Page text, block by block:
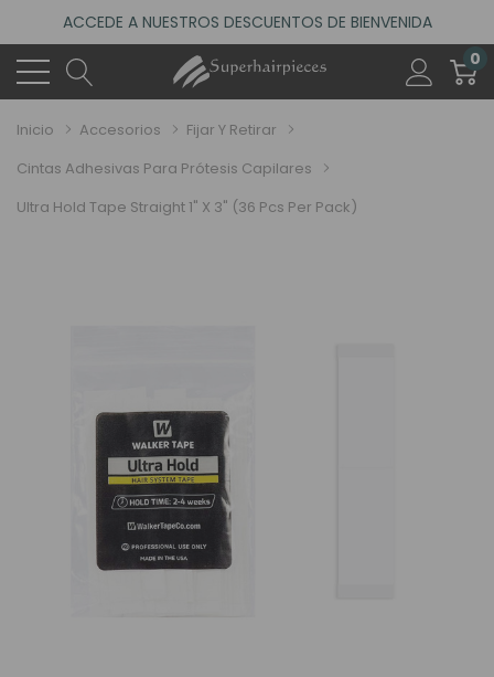
ACCEDE A NUESTROS DESCUENTOS DE BIENVENIDA
(485 reseñas)
VISITA NUESTRO NUEVO SALÓN EN MADRID
0
Inicio Accesorios
Fijar Y Retirar
Cintas Adhesivas Para Prótesis Capilares
Ultra Hold Tape Straight 1" X 3" (36 Pcs Per Pack)